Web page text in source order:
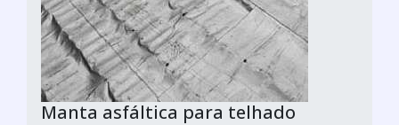
Manta asfáltica para telhado